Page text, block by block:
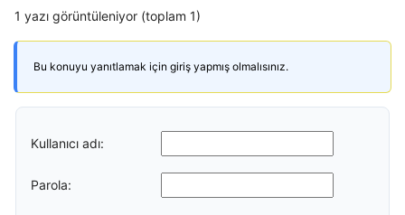
1 yazı görüntüleniyor (toplam 1)
Bu konuyu yanıtlamak için giriş yapmış olmalısınız.
Kullanıcı adı:
Parola: